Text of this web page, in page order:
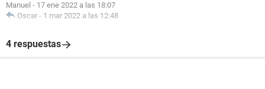
Manuel - 17 ene 2022 a las 18:07
Oscar - 1 mar 2022 a las 12:48
4 respuestas